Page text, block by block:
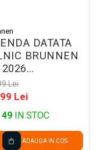
DATATA
BRUNNEN
79561906
Lei
Lei
49 IN STOC
ADAUGA IN COS